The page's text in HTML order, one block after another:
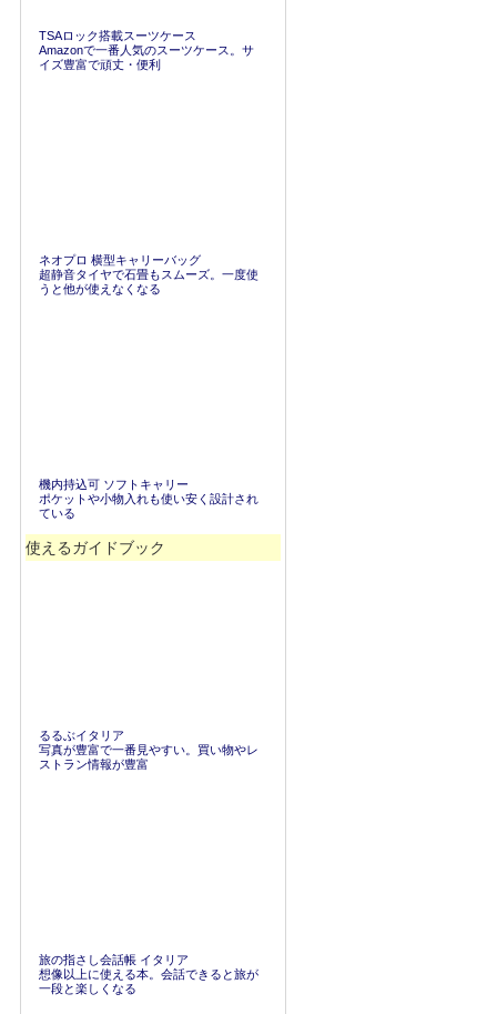
TSAロック搭載スーツケース
Amazonで一番人気のスーツケース。サ
イズ豊富で頑丈・便利
ネオプロ 横型キャリーバッグ
超静音タイヤで石畳もスムーズ。一度使
うと他が使えなくなる
機内持込可 ソフトキャリー
ポケットや小物入れも使い安く設計され
ている
使えるガイドブック
るるぶイタリア
写真が豊富で一番見やすい。買い物やレ
ストラン情報が豊富
旅の指さし会話帳 イタリア
想像以上に使える本。会話できると旅が
一段と楽しくなる